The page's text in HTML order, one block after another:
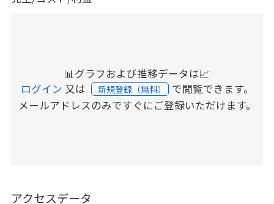
📊グラフおよび推移データは📈
ログイン 又は 新規登録（無料） で閲覧できます。
メールアドレスのみですぐにご登録いただけます。
アクセスデータ